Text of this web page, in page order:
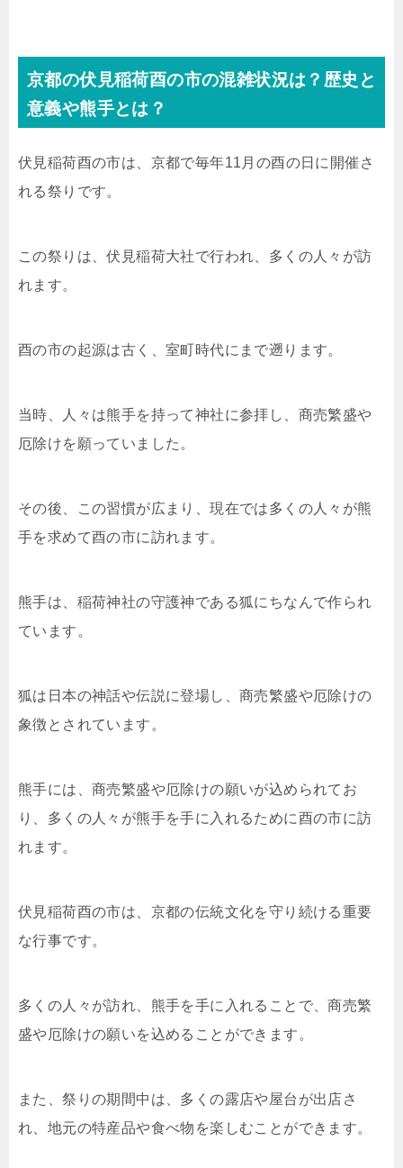
京都の伏見稲荷酉の市の混雑状況は？歴史と
意義や熊手とは？
伏見稲荷酉の市は、京都で毎年11月の酉の日に開催さ
れる祭りです。
この祭りは、伏見稲荷大社で行われ、多くの人々が訪
れます。
酉の市の起源は古く、室町時代にまで遡ります。
当時、人々は熊手を持って神社に参拝し、商売繁盛や
厄除けを願っていました。
その後、この習慣が広まり、現在では多くの人々が熊
手を求めて酉の市に訪れます。
熊手は、稲荷神社の守護神である狐にちなんで作られ
ています。
狐は日本の神話や伝説に登場し、商売繁盛や厄除けの
象徴とされています。
熊手には、商売繁盛や厄除けの願いが込められてお
り、多くの人々が熊手を手に入れるために酉の市に訪
れます。
伏見稲荷酉の市は、京都の伝統文化を守り続ける重要
な行事です。
多くの人々が訪れ、熊手を手に入れることで、商売繁
盛や厄除けの願いを込めることができます。
また、祭りの期間中は、多くの露店や屋台が出店さ
れ、地元の特産品や食べ物を楽しむことができます。